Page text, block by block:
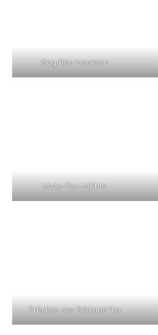
Gegrillte Insekten
Mate-Tee-Mühle
Früchte aus Südamerika